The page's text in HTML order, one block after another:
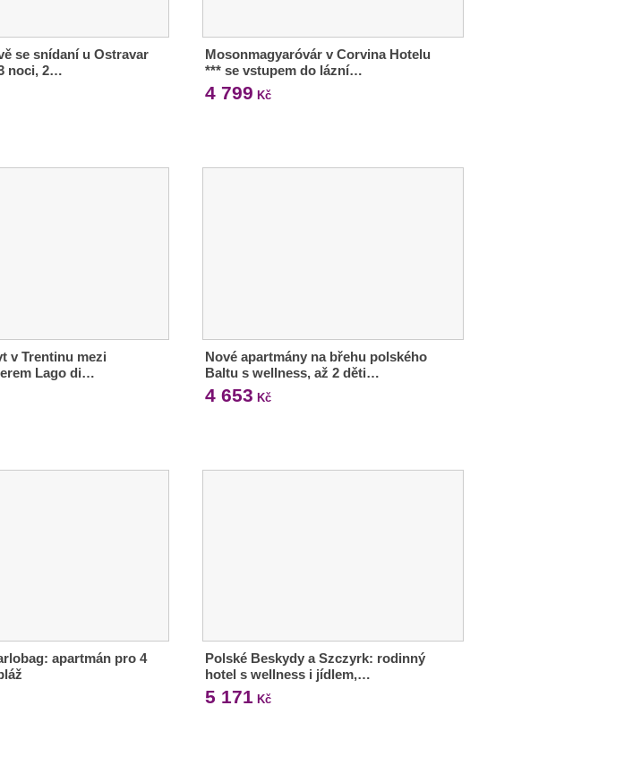
se snídaní u Ostravar
noci, 2…
Mosonmagyaróvár v Corvina Hotelu
*** se vstupem do lázní…
4 799 Kč
v Trentinu mezi
Lago di…
Nové apartmány na břehu polského
Baltu s wellness, až 2 děti…
4 653 Kč
apartmán pro 4
Polské Beskydy a Szczyrk: rodinný
hotel s wellness i jídlem,…
5 171 Kč